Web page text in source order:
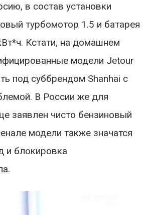
в состав установки
турбомотор 1.5 и батарея
Кстати, на домашнем
модели Jetour
под суббрендом Shanhai с
В России же для
заявлен чисто бензиновый
модели также значатся
и блокировка